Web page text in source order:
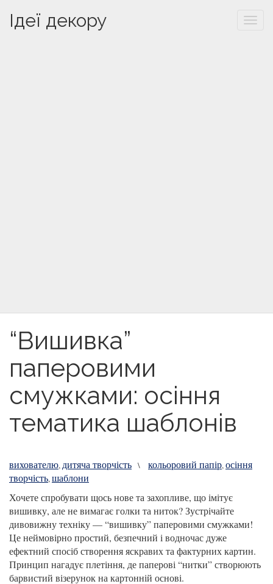
Ідеї декору
“Вишивка”
паперовими
смужками: осіння
тематика шаблонів
вихователю, дитяча творчість \ кольоровий папір,осіння
творчість,шаблони
Хочете спробувати щось нове та захопливе, що імітує
вишивку, але не вимагає голки та ниток? Зустрічайте
дивовижну техніку — “вишивку” паперовими смужками!
Це неймовірно простий, безпечний і водночас дуже
ефектний спосіб створення яскравих та фактурних картин.
Принцип нагадує плетіння, де паперові “нитки” створюють
барвистий візерунок на картонній основі.